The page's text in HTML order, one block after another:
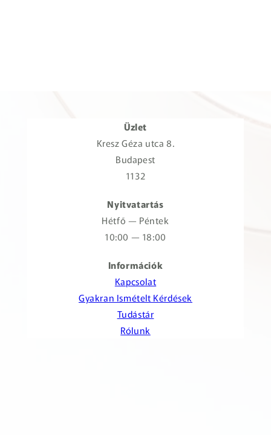
Üzlet
Kresz Géza utca 8.
Budapest
1132
Nyitvatartás
Hétfő — Péntek
10:00 — 18:00
Információk
Kapcsolat
Gyakran Ismételt Kérdések
Tudástár
Rólunk